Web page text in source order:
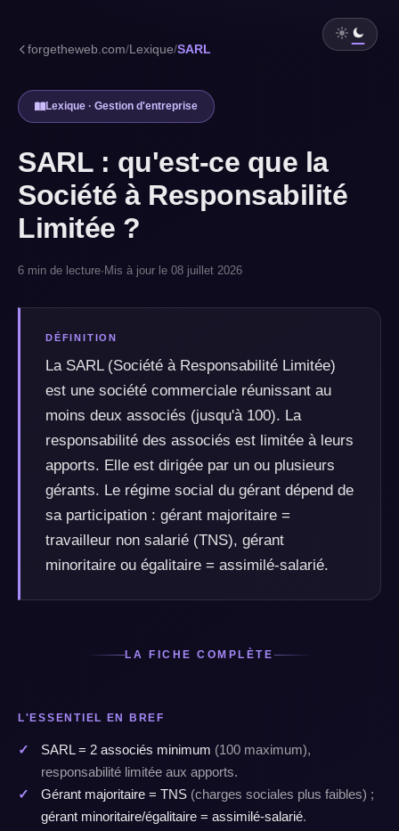
forgetheweb.com/Lexique/SARL
Lexique · Gestion d'entreprise
SARL : qu'est-ce que la
Société à Responsabilité
Limitée ?
6 min de lecture· Mis à jour le 08 juillet 2026
DÉFINITION
La SARL (Société à Responsabilité Limitée)
est une société commerciale réunissant au
moins deux associés (jusqu'à 100). La
responsabilité des associés est limitée à leurs
apports. Elle est dirigée par un ou plusieurs
gérants. Le régime social du gérant dépend de
sa participation : gérant majoritaire =
travailleur non salarié (TNS), gérant
minoritaire ou égalitaire = assimilé-salarié.
LA FICHE COMPLÈTE
L'ESSENTIEL EN BREF
SARL = 2 associés minimum (100 maximum),
responsabilité limitée aux apports.
Gérant majoritaire = TNS (charges sociales plus faibles) ;
gérant minoritaire/égalitaire = assimilé-salarié.